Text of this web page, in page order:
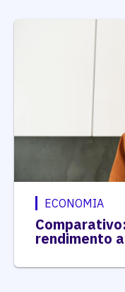
ECONOMIA
rendimento